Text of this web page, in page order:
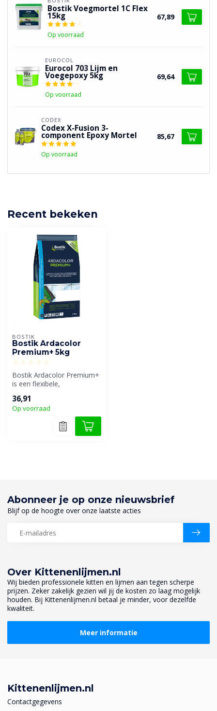
Bostik Voegmortel 1C Flex
15kg
Op voorraad
67,89
EUROCOL
Eurocol 703 Lijm en
Voegepoxy 5kg
Op voorraad
69,64
CODEX
Codex X-Fusion 3-
component Epoxy Mortel
Op voorraad
85,67
Recent bekeken
BOSTIK
Bostik Ardacolor
Premium+ 5kg
Bostik Ardacolor Premium+
is een flexibele,
voegmortel. Geschik...
36,91
Op voorraad
Over Kittenenlijmen.nl
Wij bieden professionele kitten en lijmen aan tegen scherpe
prijzen. Zeker zakelijk gezien wil jij de kosten zo laag mogelijk
houden. Bij Kittenenlijmen.nl betaal je minder, voor dezelfde
kwaliteit.
Meer informatie
Abonneer je op onze nieuwsbrief
Blijf op de hoogte over onze laatste acties
Kittenenlijmen.nl
Contactgegevens